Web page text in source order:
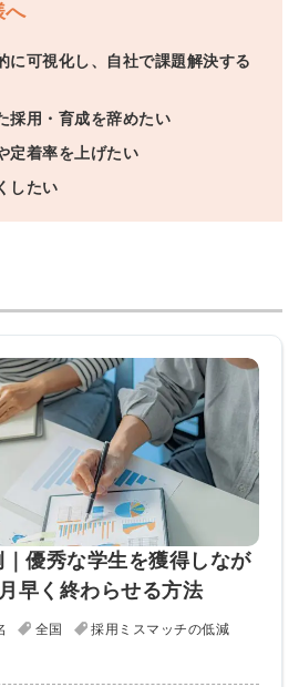
へ
に可視化し、自社で課題解決する
採用・育成を辞めたい
定着率を上げたい
したい
優秀な学生を獲得しなが
早く終わらせる方法
全国
採用ミスマッチの低減
簡単10秒！無料会員登録
取り組みなどを取材したインタ
メールアドレス
※ログインIDとなります
利用規約 個人情報の取り扱い
について
同意のうえ
登録する